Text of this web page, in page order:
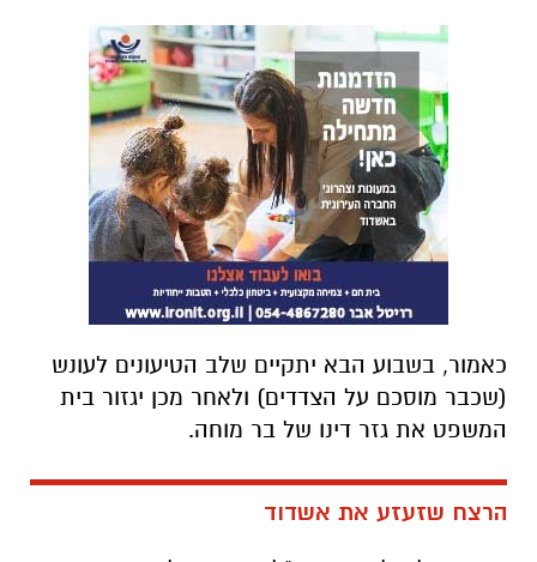
כאמור, בשבוע הבא יתקיים שלב הטיעונים לעונש
(שכבר מוסכם על הצדדים) ולאחר מכן יגזור בית
המשפט את גזר דינו של בר מוחה.
הרצח שזעזע את אשדוד